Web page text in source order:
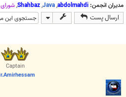
مدیران انجمن: abdolmahdi
,
Java
,
Shahbaz
,شوراي
ارسال پست
Captain